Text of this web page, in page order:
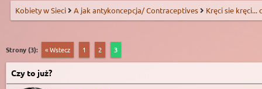
Kobiety w Sieci A jak antykoncepcja/ Contraceptives Kręci sie kręci...
Strony (3): « Wstecz 1 2 3
Czy to już?